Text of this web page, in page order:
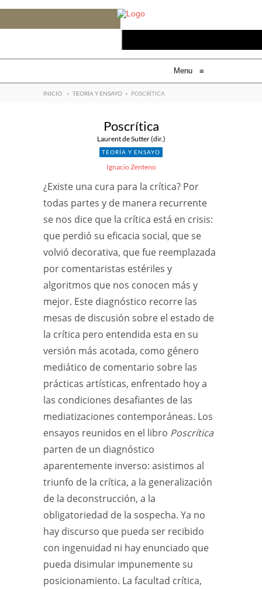
Menu ≡
INICIO » TEORÍA Y ENSAYO » POSCRÍTICA
Poscrítica
Laurent de Sutter (dir.)
TEORÍA Y ENSAYO
Ignacio Zenteno
¿Existe una cura para la crítica? Por
todas partes y de manera recurrente
se nos dice que la crítica está en crisis:
que perdió su eficacia social, que se
volvió decorativa, que fue reemplazada
por comentaristas estériles y
algoritmos que nos conocen más y
mejor. Este diagnóstico recorre las
mesas de discusión sobre el estado de
la crítica pero entendida esta en su
versión más acotada, como género
mediático de comentario sobre las
prácticas artísticas, enfrentado hoy a
las condiciones desafiantes de las
mediatizaciones contemporáneas. Los
ensayos reunidos en el libro Poscrítica
parten de un diagnóstico
aparentemente inverso: asistimos al
triunfo de la crítica, a la generalización
de la deconstrucción, a la
obligatoriedad de la sospecha. Ya no
hay discurso que pueda ser recibido
con ingenuidad ni hay enunciado que
pueda disimular impunemente su
posicionamiento. La facultad crítica,
es un buscador de
sorpresas de la cultura
más fiable que Google, Instagram,
Youtube, Twitter o Spotify.
no quiere venderte nada y es gratis.
Apoyanos.
Mercado Pago
Paypal